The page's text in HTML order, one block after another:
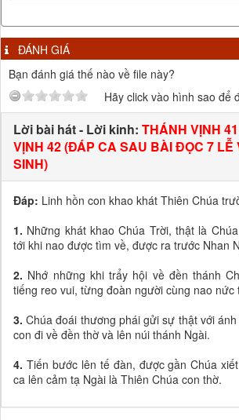
ĐÁNH GIÁ
Bạn đánh giá thế nào về file này?
Hãy click vào hình sao để
Lời bài hát - Lời kinh: THÁNH VỊNH
VỊNH 42 (ĐÁP CA SAU BÀI ĐỌC 7 LỄ
SINH)
Đáp: Linh hồn con khao khát Thiên Chúa
1. Những khát khao Chúa Trời, thật là
tới khi nao được tìm về, được ra trước Nhan
2. Nhớ những khi trẩy hội về đền thánh
tiếng reo vui, từng đoàn người cùng nao nức
3. Chúa đoái thương phái gửi sự thật với
con đi về đền thờ và lên núi thánh Ngài.
4. Tiến bước lên tế đàn, được gần Chúa
ca lên cảm tạ Ngài là Thiên Chúa con thờ.